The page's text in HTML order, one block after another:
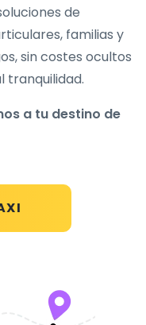
de
familias y
sin costes ocultos
tranquilidad.
a tu destino de